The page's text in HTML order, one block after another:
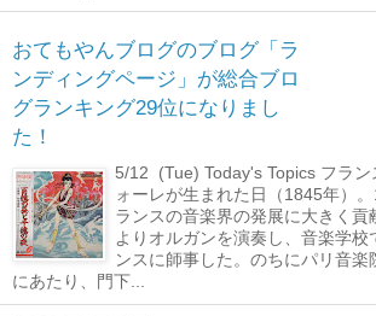
おてもやんブログのブログ「ラ
ンディングページ」が総合ブロ
グランキング29位になりまし
た！
5/12 (Tue) Today's Topics フラン
ォーレが生まれた日（1845年）
ランスの音楽界の発展に大きく貢
よりオルガンを演奏し、音楽学校
ンスに師事した。のちにパリ音楽
にあたり、門下...